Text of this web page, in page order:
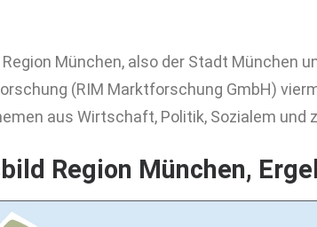
Region München, also der Stadt München
(RIM Marktforschung GmbH)
aus Wirtschaft, Politik, Sozialem und
Region München,